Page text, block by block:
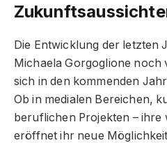
Die Entwicklung der letzten
Michaela Gorgoglione noch
sich in den kommenden
Ob in medialen Bereichen,
beruflichen Projekten – ihre
eröffnet ihr neue